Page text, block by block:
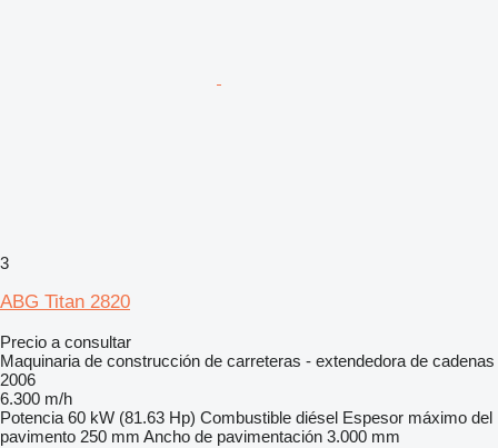
3
ABG Titan 2820
Precio a consultar
Maquinaria de construcción de carreteras - extendedora de cadenas
2006
6.300 m/h
Potencia 60 kW (81.63 Hp) Combustible diésel Espesor máximo del
pavimento 250 mm Ancho de pavimentación 3.000 mm